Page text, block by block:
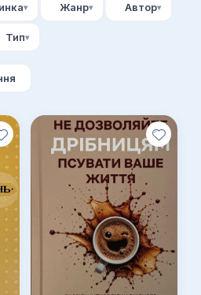
Жанр Автор
Тип